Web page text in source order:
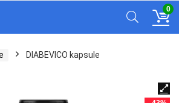
0
DIABEVICO kapsule